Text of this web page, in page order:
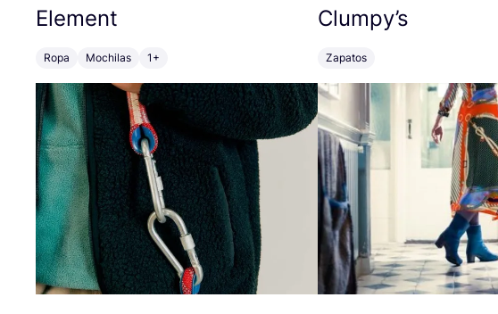
Element
Ropa Mochilas 1+
Clumpy’s
Zapatos